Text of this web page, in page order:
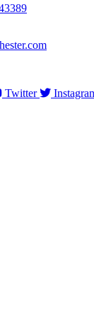
Twitter